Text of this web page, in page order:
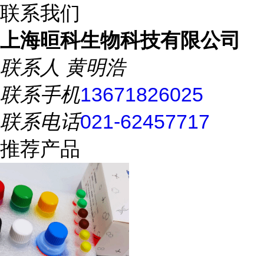
联系我们
上海晅科生物科技有限公司
联系人 黄明浩
联系手机13671826025
联系电话021-62457717
推荐产品